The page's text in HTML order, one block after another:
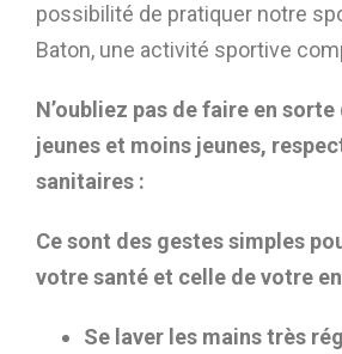
possibilité de pratiquer notre
Baton, une activité sportive
N’oubliez pas de faire en sorte
jeunes et moins jeunes,
sanitaires :
Ce sont des gestes simples
votre santé et celle de votre
Se laver les mains très